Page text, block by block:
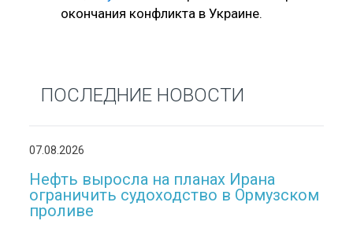
окончания конфликта в Украине.
ПОСЛЕДНИЕ НОВОСТИ
07.08.2026
Нефть выросла на планах Ирана
ограничить судоходство в Ормузском
проливе